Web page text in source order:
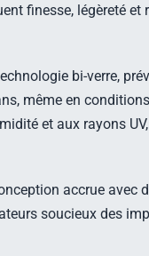
finesse, légèreté et
bi-verre,
même en
et aux rayons
accrue avec
soucieux des